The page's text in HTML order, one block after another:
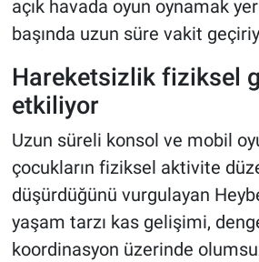
açık havada oyun oynamak
başında uzun süre vakit
Hareketsizlik fiziksel
etkiliyor
Uzun süreli konsol ve mobil
çocukların fiziksel aktivite
düşürdüğünü vurgulayan
yaşam tarzı kas gelişimi,
koordinasyon üzerinde